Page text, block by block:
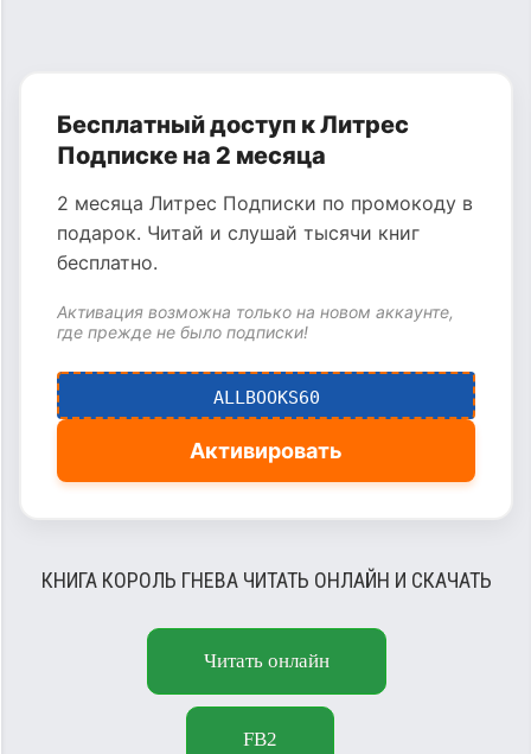
Бесплатный доступ к Литрес
Подписке на 2 месяца
2 месяца Литрес Подписки по промокоду в
подарок. Читай и слушай тысячи книг
бесплатно.
Активация возможна только на новом аккаунте,
где прежде не было подписки!
ALLBOOKS60
Активировать
КНИГА КОРОЛЬ ГНЕВА ЧИТАТЬ ОНЛАЙН И СКАЧАТЬ
Читать онлайн
FB2